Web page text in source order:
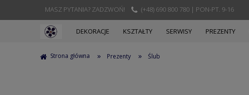
MASZ PYTANIA? ZADZWOŃ! (+48) 690 800 780 | PON-PT. 9-16
DEKORACJE KSZTAŁTY SERWISY PREZENTY
Strona główna » Prezenty » Ślub